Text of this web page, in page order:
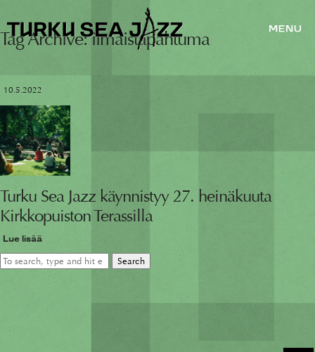
Tag Archive: ilmaistapahtuma
10.5.2022
Turku Sea Jazz käynnistyy 27. heinäkuuta
Kirkkopuiston Terassilla
Lue lisää
Search